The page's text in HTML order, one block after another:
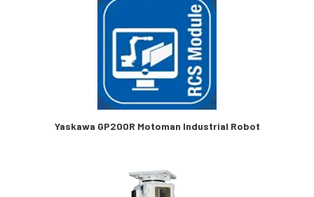
Yaskawa GP200R Motoman Industrial Robot